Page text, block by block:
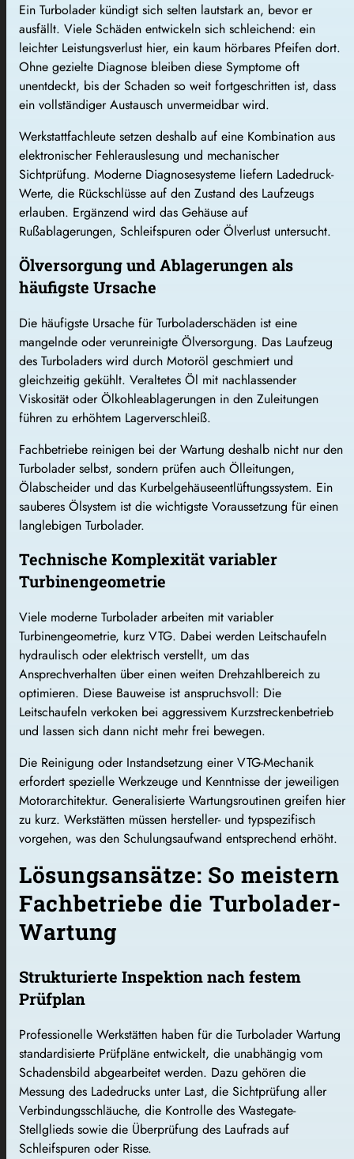
Ein Turbolader kündigt sich selten lautstark an, bevor er
ausfällt. Viele Schäden entwickeln sich schleichend: ein
leichter Leistungsverlust hier, ein kaum hörbares Pfeifen dort.
Ohne gezielte Diagnose bleiben diese Symptome oft
unentdeckt, bis der Schaden so weit fortgeschritten ist, dass
ein vollständiger Austausch unvermeidbar wird.
Werkstattfachleute setzen deshalb auf eine Kombination aus
elektronischer Fehlerauslesung und mechanischer
Sichtprüfung. Moderne Diagnosesysteme liefern Ladedruck-
Werte, die Rückschlüsse auf den Zustand des Laufzeugs
erlauben. Ergänzend wird das Gehäuse auf
Rußablagerungen, Schleifspuren oder Ölverlust untersucht.
Ölversorgung und Ablagerungen als
häufigste Ursache
Die häufigste Ursache für Turboladerschäden ist eine
mangelnde oder verunreinigte Ölversorgung. Das Laufzeug
des Turboladers wird durch Motoröl geschmiert und
gleichzeitig gekühlt. Veraltetes Öl mit nachlassender
Viskosität oder Ölkohleablagerungen in den Zuleitungen
führen zu erhöhtem Lagerverschleiß.
Fachbetriebe reinigen bei der Wartung deshalb nicht nur den
Turbolader selbst, sondern prüfen auch Ölleitungen,
Ölabscheider und das Kurbelgehäuseentlüftungssystem. Ein
sauberes Ölsystem ist die wichtigste Voraussetzung für einen
langlebigen Turbolader.
Technische Komplexität variabler
Turbinengeometrie
Viele moderne Turbolader arbeiten mit variabler
Turbinengeometrie, kurz VTG. Dabei werden Leitschaufeln
hydraulisch oder elektrisch verstellt, um das
Ansprechverhalten über einen weiten Drehzahlbereich zu
optimieren. Diese Bauweise ist anspruchsvoll: Die
Leitschaufeln verkoken bei aggressivem Kurzstreckenbetrieb
und lassen sich dann nicht mehr frei bewegen.
Die Reinigung oder Instandsetzung einer VTG-Mechanik
erfordert spezielle Werkzeuge und Kenntnisse der jeweiligen
Motorarchitektur. Generalisierte Wartungsroutinen greifen hier
zu kurz. Werkstätten müssen hersteller- und typspezifisch
vorgehen, was den Schulungsaufwand entsprechend erhöht.
Lösungsansätze: So meistern
Fachbetriebe die Turbolader-
Wartung
Strukturierte Inspektion nach festem
Prüfplan
Professionelle Werkstätten haben für die Turbolader Wartung
standardisierte Prüfpläne entwickelt, die unabhängig vom
Schadensbild abgearbeitet werden. Dazu gehören die
Messung des Ladedrucks unter Last, die Sichtprüfung aller
Verbindungsschläuche, die Kontrolle des Wastegate-
Stellglieds sowie die Überprüfung des Laufrads auf
Schleifspuren oder Risse.